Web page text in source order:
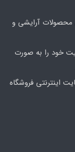
محصولات آرایشی و
خود را به صورت
اینترنتی فروشگاه